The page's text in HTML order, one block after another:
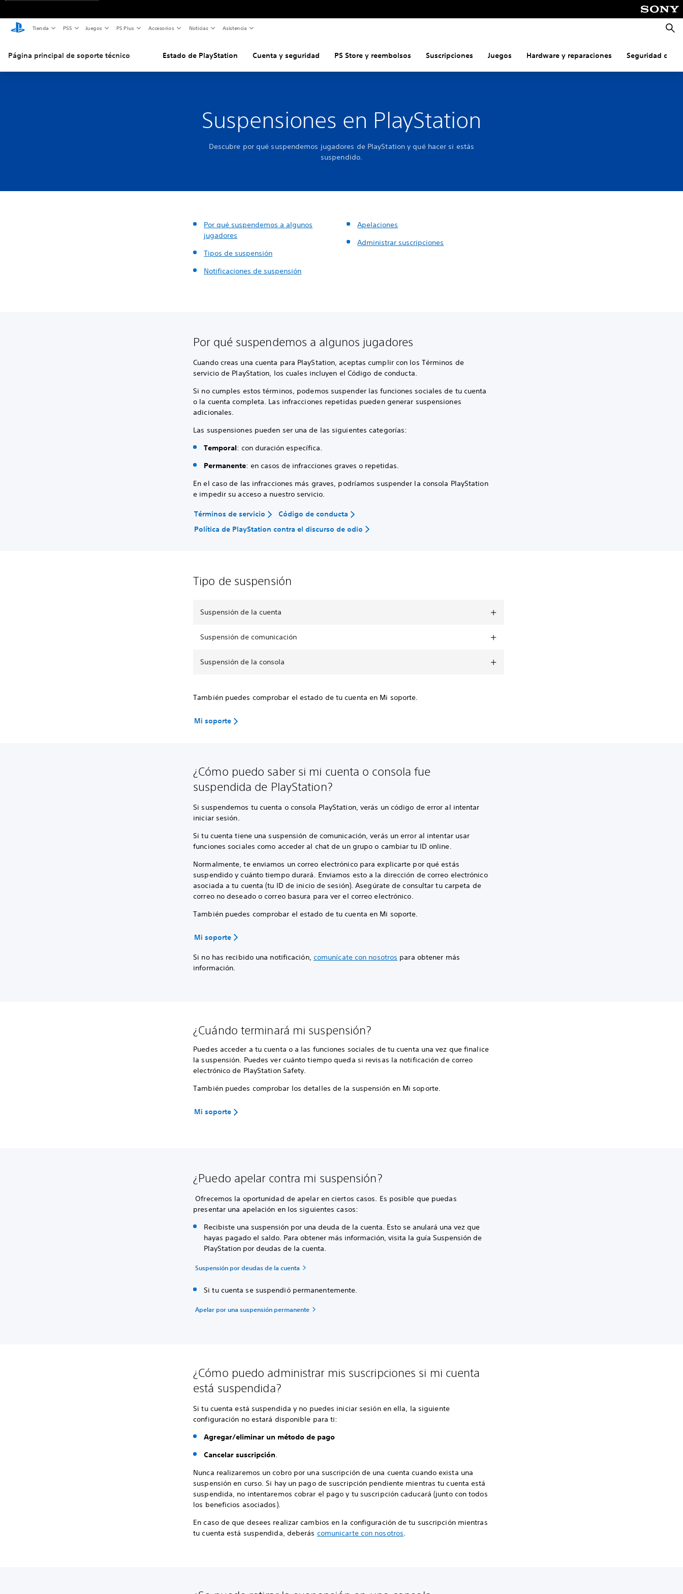
Tienda PS5 Juegos PS Plus Accesorios Noticias Asistencia
Página principal de soporte técnico Estado de PlayStation Cuenta y seguridad PS Store y reembolsos Suscripciones Juegos Hardware y reparaciones Seguridad
Suspensiones en PlayStation
Descubre por qué suspendemos jugadores de PlayStation y qué hacer si estás
suspendido.
Por qué suspendemos a algunos
jugadores
Tipos de suspensión
Notificaciones de suspensión
Apelaciones
Administrar suscripciones
Por qué suspendemos a algunos jugadores
Cuando creas una cuenta para PlayStation, aceptas cumplir con los Términos de
servicio de PlayStation, los cuales incluyen el Código de conducta.
Si no cumples estos términos, podemos suspender las funciones sociales de tu cuenta
o la cuenta completa. Las infracciones repetidas pueden generar suspensiones
adicionales.
Las suspensiones pueden ser una de las siguientes categorías:
Temporal: con duración específica.
Permanente: en casos de infracciones graves o repetidas.
En el caso de las infracciones más graves, podríamos suspender la consola PlayStation
e impedir su acceso a nuestro servicio.
Términos de servicio
Código de conducta
Política de PlayStation contra el discurso de odio
Tipo de suspensión
Suspensión de la cuenta
Suspensión de comunicación
Suspensión de la consola
También puedes comprobar el estado de tu cuenta en Mi soporte.
Mi soporte
¿Cómo puedo saber si mi cuenta o consola fue
suspendida de PlayStation?
Si suspendemos tu cuenta o consola PlayStation, verás un código de error al intentar
iniciar sesión.
Si tu cuenta tiene una suspensión de comunicación, verás un error al intentar usar
funciones sociales como acceder al chat de un grupo o cambiar tu ID online.
Normalmente, te enviamos un correo electrónico para explicarte por qué estás
suspendido y cuánto tiempo durará. Enviamos esto a la dirección de correo electrónico
asociada a tu cuenta (tu ID de inicio de sesión). Asegúrate de consultar tu carpeta de
correo no deseado o correo basura para ver el correo electrónico.
También puedes comprobar el estado de tu cuenta en Mi soporte.
Mi soporte
Si no has recibido una notificación, comunícate con nosotros para obtener más
información.
¿Cuándo terminará mi suspensión?
Puedes acceder a tu cuenta o a las funciones sociales de tu cuenta una vez que finalice
la suspensión. Puedes ver cuánto tiempo queda si revisas la notificación de correo
electrónico de PlayStation Safety.
También puedes comprobar los detalles de la suspensión en Mi soporte.
Mi soporte
¿Puedo apelar contra mi suspensión?
Ofrecemos la oportunidad de apelar en ciertos casos. Es posible que puedas
presentar una apelación en los siguientes casos:
Recibiste una suspensión por una deuda de la cuenta. Esto se anulará una vez que
hayas pagado el saldo. Para obtener más información, visita la guía Suspensión de
PlayStation por deudas de la cuenta.
Suspensión por deudas de la cuenta
Si tu cuenta se suspendió permanentemente.
Apelar por una suspensión permanente
¿Cómo puedo administrar mis suscripciones si mi cuenta
está suspendida?
Si tu cuenta está suspendida y no puedes iniciar sesión en ella, la siguiente
configuración no estará disponible para ti:
Agregar/eliminar un método de pago
Cancelar suscripción
Nunca realizaremos un cobro por una suscripción de una cuenta cuando exista una
suspensión en curso. Si hay un pago de suscripción pendiente mientras tu cuenta está
suspendida, no intentaremos cobrar el pago y tu suscripción caducará (junto con todos
los beneficios asociados).
En caso de que desees realizar cambios en la configuración de tu suscripción mientras
tu cuenta está suspendida, deberás comunicarte con nosotros